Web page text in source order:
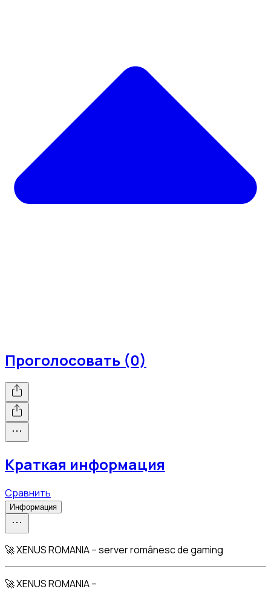
Проголосовать (0)
Краткая информация
Сравнить
Информация
🚀 XENUS ROMANIA – server românesc de gaming
🚀 XENUS ROMANIA –